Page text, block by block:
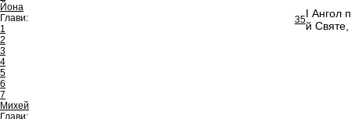
Йона
Глави:
1
2
3
4
5
6
7
Михей
Глави:
35І Ангол
й